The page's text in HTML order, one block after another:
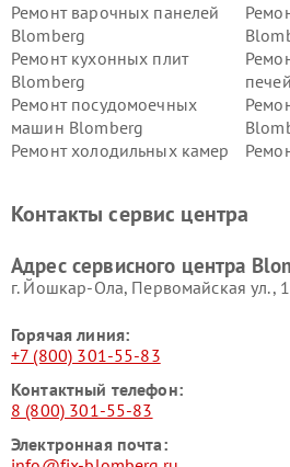
Ремонт варочных панелей
Blomberg
Ремонт кухонных плит
Blomberg
Ремонт посудомоечных
машин Blomberg
Ремонт холодильных камер
Контакты сервис центра
Адрес сервисного центра
г. Йошкар-Ола, Первомайская ул.,
Горячая линия:
+7 (800) 301-55-83
Контактный телефон:
8 (800) 301-55-83
Электронная почта: